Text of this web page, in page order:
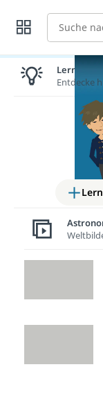
Suche
Lernen
Entdecke